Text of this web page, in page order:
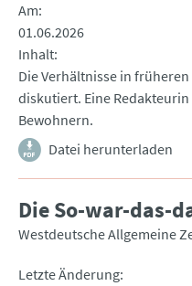
Am
01.06.2026
Inhalt
Die Verhältnisse in
diskutiert. Eine
Bewohnern.
Datei herunterladen
Die So-war-das-
Westdeutsche Allgemeine
Letzte Änderung